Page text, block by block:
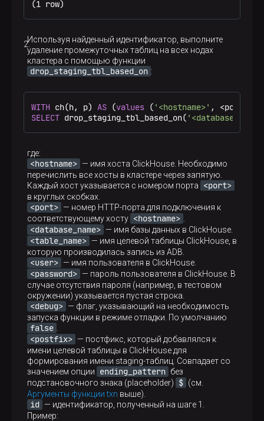
(1 row)
Используя найденный идентификатор, выполните
удаление промежуточных таблиц на всех нодах
кластера с помощью функции
drop_staging_tbl_based_on :
WITH ch(h, p) AS (values ( '<hostname>'
SELECT drop_staging_tbl_based_on(
где:
<hostname> — имя хоста ClickHouse. Необходимо
перечислить все хосты в кластере через запятую.
Каждый хост указывается с номером порта
<port>
в круглых скобках.
<port> — номер HTTP-порта для подключения к
соответствующему хосту <hostname>
<database_name> — имя базы данных в ClickHouse.
<table_name> — имя целевой таблицы ClickHouse, в
которую производилась запись из ADB.
<user> — имя пользователя в ClickHouse.
<password> — пароль пользователя в ClickHouse. В
случае отсутствия пароля (например, в тестовом
окружении) указывается пустая строка.
<debug> — флаг, указывающий на необходимость
запуска функции в режиме отладки. По умолчанию
false
<postfix> — постфикс, который добавлялся к
имени целевой таблицы в ClickHouse для
формирования имени staging-таблиц. Совпадает со
значением опции
ending_pattern без
подстановочного знака (placeholder)
$ (см.
Аргументы функции txn выше).
id — идентификатор, полученный на шаге 1.
Пример: